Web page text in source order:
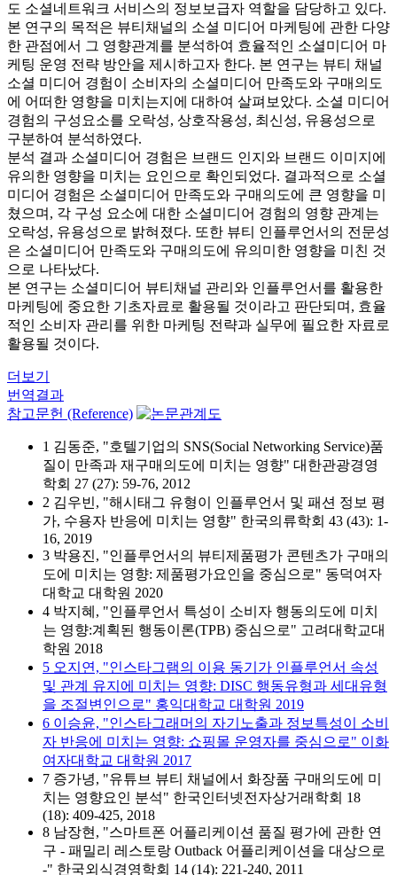
도 소셜네트워크 서비스의 정보보급자 역할을 담당하고 있다.
본 연구의 목적은 뷰티채널의 소셜 미디어 마케팅에 관한 다양
한 관점에서 그 영향관계를 분석하여 효율적인 소셜미디어 마
케팅 운영 전략 방안을 제시하고자 한다. 본 연구는 뷰티 채널
소셜 미디어 경험이 소비자의 소셜미디어 만족도와 구매의도
에 어떠한 영향을 미치는지에 대하여 살펴보았다. 소셜 미디어
경험의 구성요소를 오락성, 상호작용성, 최신성, 유용성으로
구분하여 분석하였다.
분석 결과 소셜미디어 경험은 브랜드 인지와 브랜드 이미지에
유의한 영향을 미치는 요인으로 확인되었다. 결과적으로 소셜
미디어 경험은 소셜미디어 만족도와 구매의도에 큰 영향을 미
쳤으며, 각 구성 요소에 대한 소셜미디어 경험의 영향 관계는
오락성, 유용성으로 밝혀졌다. 또한 뷰티 인플루언서의 전문성
은 소셜미디어 만족도와 구매의도에 유의미한 영향을 미친 것
으로 나타났다.
본 연구는 소셜미디어 뷰티채널 관리와 인플루언서를 활용한
마케팅에 중요한 기초자료로 활용될 것이라고 판단되며, 효율
적인 소비자 관리를 위한 마케팅 전략과 실무에 필요한 자료로
활용될 것이다.
더보기
번역결과
참고문헌 (Reference)
1 김동준, "호텔기업의 SNS(Social Networking Service)품
질이 만족과 재구매의도에 미치는 영향" 대한관광경영
학회 27 (27): 59-76, 2012
2 김우빈, "해시태그 유형이 인플루언서 및 패션 정보 평
가, 수용자 반응에 미치는 영향" 한국의류학회 43 (43): 1-
16, 2019
3 박용진, "인플루언서의 뷰티제품평가 콘텐츠가 구매의
도에 미치는 영향: 제품평가요인을 중심으로" 동덕여자
대학교 대학원 2020
4 박지혜, "인플루언서 특성이 소비자 행동의도에 미치
는 영향:계획된 행동이론(TPB) 중심으로" 고려대학교대
학원 2018
5 오지연, "인스타그램의 이용 동기가 인플루언서 속성
및 관계 유지에 미치는 영향: DISC 행동유형과 세대유형
을 조절변인으로" 홍익대학교 대학원 2019
6 이승윤, "인스타그래머의 자기노출과 정보특성이 소비
자 반응에 미치는 영향: 쇼핑몰 운영자를 중심으로" 이화
여자대학교 대학원 2017
7 증가녕, "유튜브 뷰티 채널에서 화장품 구매의도에 미
치는 영향요인 분석" 한국인터넷전자상거래학회 18
(18): 409-425, 2018
8 남장현, "스마트폰 어플리케이션 품질 평가에 관한 연
구 - 패밀리 레스토랑 Outback 어플리케이션을 대상으로
-" 한국외식경영학회 14 (14): 221-240, 2011